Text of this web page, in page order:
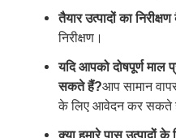
तैयार उत्पादों का
निरीक्षण।
यदि आपको दोषपूर्ण माल
सकते हैं?आप सामान
के लिए आवेदन कर सकते
क्या हमारे पास उत्पादों